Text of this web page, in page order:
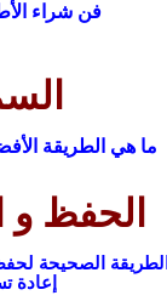
فن شراء
ما هي الطريقة
الحفظ و
الصحيحة
إعادة